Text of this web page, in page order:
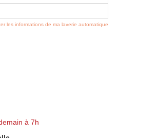
les informations de ma laverie automatique
à 7h